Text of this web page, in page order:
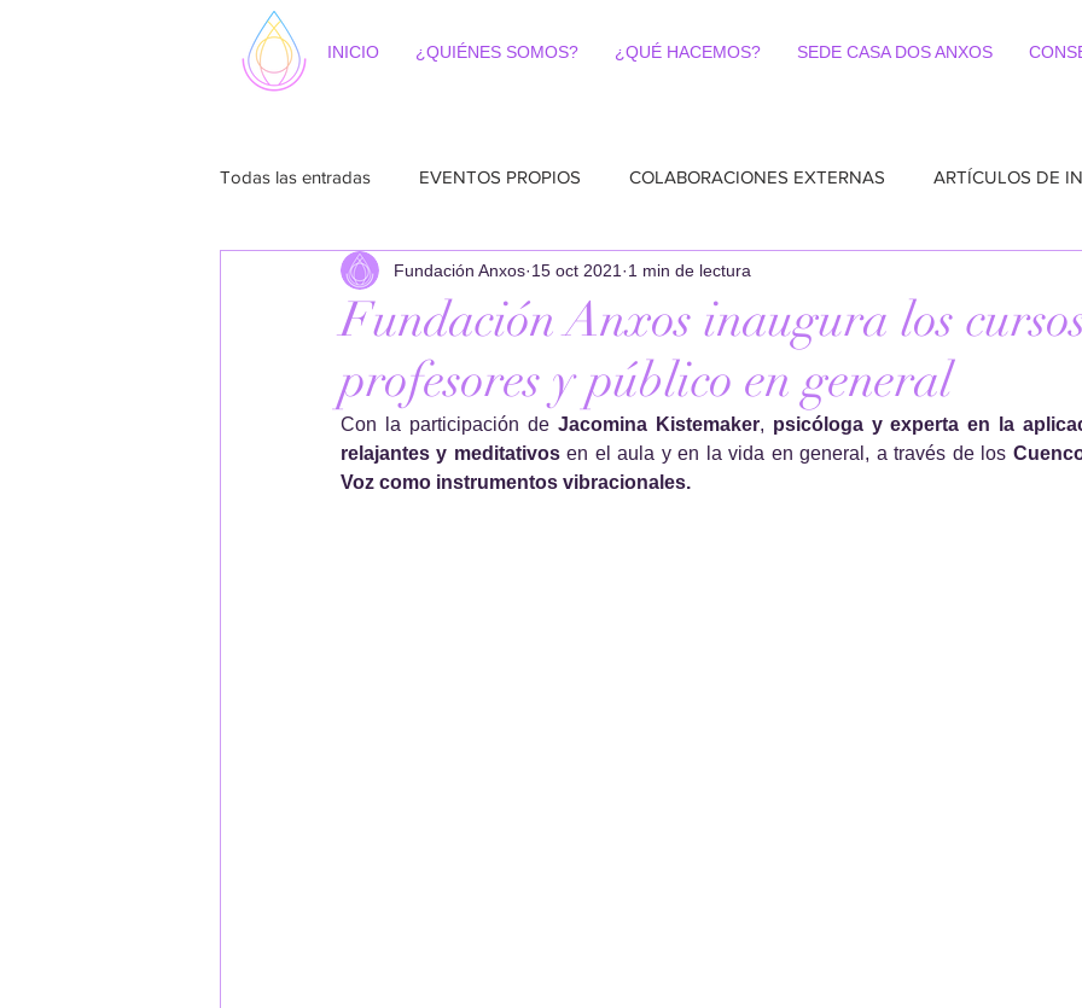
INICIO ¿QUIÉNES SOMOS? ¿QUÉ HACEMOS? SEDE CASA DOS ANXOS
Todas las entradas EVENTOS PROPIOS COLABORACIONES EXTERNAS ARTÍCULOS DE
Fundación Anxos inaugura los
profesores y público en general
Fundación Anxos 15 oct 2021 1 min de lectura
Con la participación de Jacomina Kistemaker, psicóloga y experta en la
relajantes y meditativos en el aula y en la vida en general, a través de los
Voz como instrumentos vibracionales.